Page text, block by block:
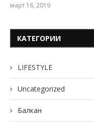
март 16, 2019
КАТЕГОРИИ
LIFESTYLE
Uncategorized
Балкан